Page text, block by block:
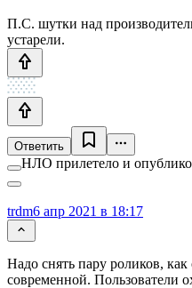
П.С. шутки над
устарели.
Ответить
НЛО прилетело и
trdm6 апр 2021 в 18:17
Надо снять пару роликов,
современной. Пользователи